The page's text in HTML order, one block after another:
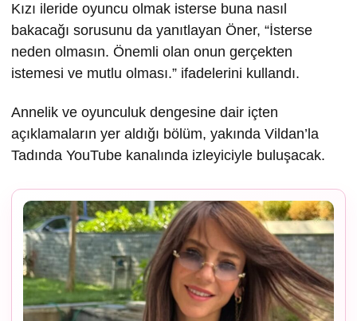
Kızı ileride oyuncu olmak isterse buna nasıl
bakacağı sorusunu da yanıtlayan Öner, “İsterse
neden olmasın. Önemli olan onun gerçekten
istemesi ve mutlu olması.” ifadelerini kullandı.
Annelik ve oyunculuk dengesine dair içten
açıklamaların yer aldığı bölüm, yakında Vildan’la
Tadında YouTube kanalında izleyiciyle buluşacak.